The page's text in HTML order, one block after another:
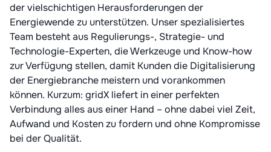
der vielschichtigen Herausforderungen der
Energiewende zu unterstützen. Unser spezialisiertes
Team besteht aus Regulierungs-, Strategie- und
Technologie-Experten, die Werkzeuge und Know-how
zur Verfügung stellen, damit Kunden die Digitalisierung
der Energiebranche meistern und vorankommen
können. Kurzum: gridX liefert in einer perfekten
Verbindung alles aus einer Hand – ohne dabei viel Zeit,
Aufwand und Kosten zu fordern und ohne Kompromisse
bei der Qualität.